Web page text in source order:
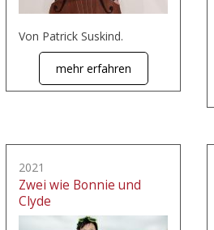
Von Patrick Suskind.
mehr erfahren
2021
Zwei wie Bonnie und
Clyde